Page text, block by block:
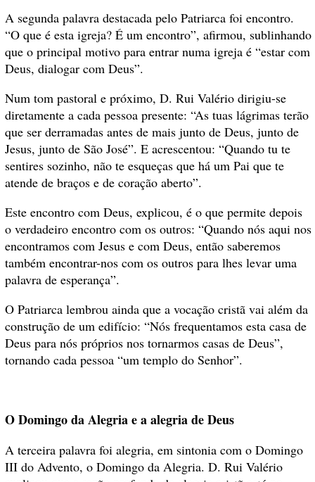
A segunda palavra destacada pelo Patriarca foi encontro.
“O que é esta igreja? É um encontro”, afirmou, sublinhando
que o principal motivo para entrar numa igreja é “estar com
Deus, dialogar com Deus”.
Num tom pastoral e próximo, D. Rui Valério dirigiu-se
diretamente a cada pessoa presente: “As tuas lágrimas terão
que ser derramadas antes de mais junto de Deus, junto de
Jesus, junto de São José”. E acrescentou: “Quando tu te
sentires sozinho, não te esqueças que há um Pai que te
atende de braços e de coração aberto”.
Este encontro com Deus, explicou, é o que permite depois
o verdadeiro encontro com os outros: “Quando nós aqui nos
encontramos com Jesus e com Deus, então saberemos
também encontrar-nos com os outros para lhes levar uma
palavra de esperança”.
O Patriarca lembrou ainda que a vocação cristã vai além da
construção de um edifício: “Nós frequentamos esta casa de
Deus para nós próprios nos tornarmos casas de Deus”,
tornando cada pessoa “um templo do Senhor”.
O Domingo da Alegria e a alegria de Deus
A terceira palavra foi alegria, em sintonia com o Domingo
III do Advento, o Domingo da Alegria. D. Rui Valério